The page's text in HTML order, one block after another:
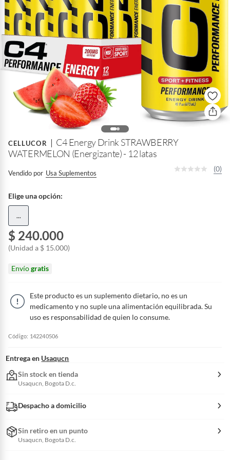
CELLUCOR
C4 Energy Drink STRAWBERRY
WATERMELON (Energizante) - 12 latas
Vendido por Usa Suplementos
(0)
Elige una opción:
...
$ 240.000
(Unidad a $ 15.000)
Envíogratis
Este producto es un suplemento dietario, no es un
medicamento y no suple una alimentación equilibrada. Su
uso es responsabilidad de quien lo consume.
Código: 142240506
Entrega en Usaqucn
Sin stock en tienda
Usaqucn, Bogota D.c.
Despacho a domicilio
Sin retiro en un punto
Usaqucn, Bogota D.c.